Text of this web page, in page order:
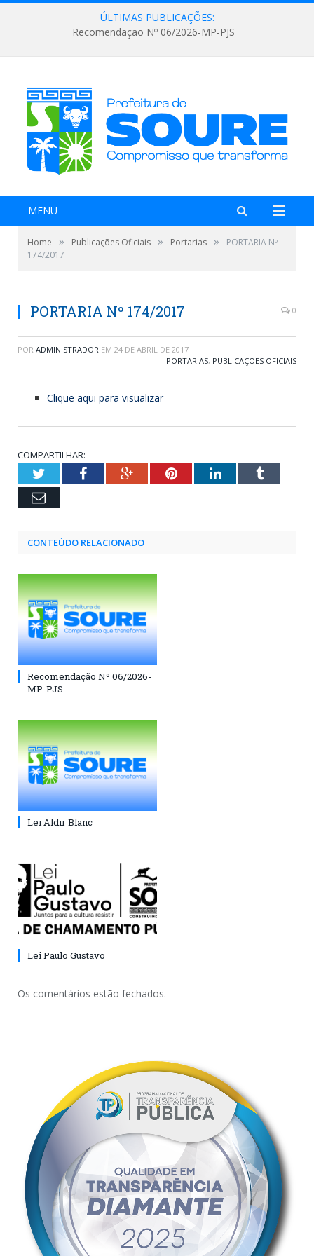
ÚLTIMAS PUBLICAÇÕES:
Recomendação Nº 06/2026-MP-PJS
MENU
Home » Publicações Oficiais » Portarias »
PORTARIA Nº
174/2017
PORTARIA Nº 174/2017 0
POR ADMINISTRADOR EM 24 DE ABRIL DE 2017
PORTARIAS, PUBLICAÇÕES OFICIAIS
Clique aqui para visualizar
COMPARTILHAR:
TwitterFacebookGoogle+PinterestLinkedInTumblr
Email
CONTEÚDO RELACIONADO
Recomendação Nº 06/2026-
MP-PJS
Lei Aldir Blanc
Lei Paulo Gustavo
Os comentários estão fechados.